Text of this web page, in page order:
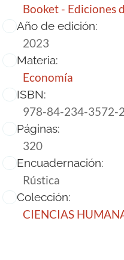
Booket - Ediciones
Año de edición:
2023
Materia:
Economía
ISBN:
978-84-234-3572-2
Páginas:
320
Encuadernación:
Rústica
Colección:
CIENCIAS